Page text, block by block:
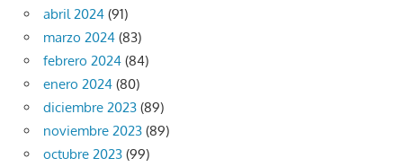
abril 2024 (91)
marzo 2024 (83)
febrero 2024 (84)
enero 2024 (80)
diciembre 2023 (89)
noviembre 2023 (89)
octubre 2023 (99)